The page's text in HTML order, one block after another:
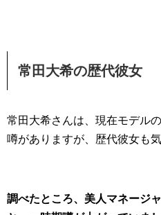
常田大希の歴代彼女
常田大希さんは、現在モデル
噂がありますが、歴代彼女も
調べたところ、美人マネージ